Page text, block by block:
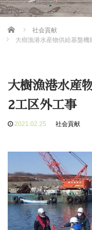
Home
社会貢献
大樹漁港水産物供給基盤
大樹漁港水産
2工区外工事
2021.02.25 社会貢献